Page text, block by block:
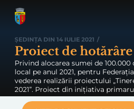
ȘEDINȚA DIN 14 IULIE 2021 /
Proiect de hotărâre
Privind alocarea sumei de
local pe anul 2021, pentru
vederea realizării proiectului
2021”. Proiect din inițiativa